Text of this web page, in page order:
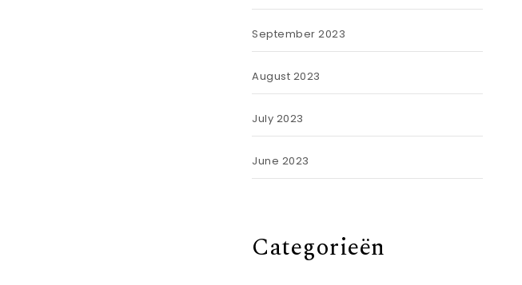
September 2023
August 2023
July 2023
June 2023
Categorieën